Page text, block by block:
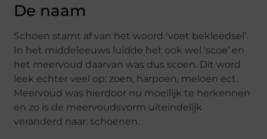
De naam
Schoen stamt af van het woord ‘voet bekleedsel’.
In het middeleeuws luidde het ook wel ‘scoe’ en
het meervoud daarvan was dus scoen. Dit word
leek echter veel op: zoen, harpoen, meloen ect.
Meervoud was hierdoor nu moeilijk te herkennen
en zo is de meervoudsvorm uiteindelijk
veranderd naar: schoenen.